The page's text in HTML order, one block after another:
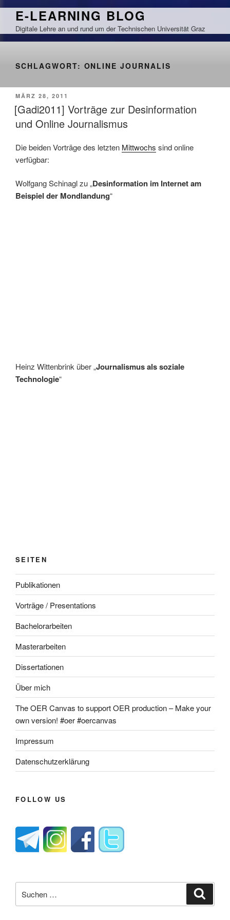
Zum
springen
E-LEARNING BLOG
Digitale Lehre an und rund um der Technischen Universität Graz
SCHLAGWORT: ONLINE JOURNALIS
VERÖFFENTLICHT
AM
MÄRZ 28, 2011
[Gadi2011] Vorträge zur Desinformation
und Online Journalismus
Die beiden Vorträge des letzten Mittwochs sind online
verfügbar:
Wolfgang Schinagl zu „Desinformation im Internet am
Beispiel der Mondlandung“
Heinz Wittenbrink über „Journalismus als soziale
Technologie“
SEITEN
Publikationen
Vorträge / Presentations
Bachelorarbeiten
Masterarbeiten
Dissertationen
Über mich
The OER Canvas to support OER production – Make your
own version! #oer #oercanvas
Impressum
Datenschutzerklärung
FOLLOW US
nach: